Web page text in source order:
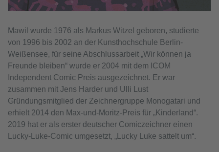
Mawil wurde 1976 als Markus Witzel geboren, studierte
von 1996 bis 2002 an der Kunsthochschule Berlin-
Weißensee, für seine Abschlussarbeit „Wir können ja
Freunde bleiben“ wurde er 2004 mit dem ICOM
Independent Comic Preis ausgezeichnet. Er war
zusammen mit Jens Harder und Ulli Lust
Gründungsmitglied der Zeichnergruppe Monogatari und
erhielt 2014 den Max-und-Moritz-Preis für „Kinderland“.
2019 hat er als erster deutscher Comiczeichner einen
Lucky-Luke-Comic umgesetzt, „Lucky Luke sattelt um“.